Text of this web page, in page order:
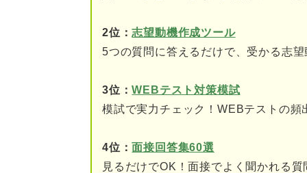
業務遂行能力が高い人を企業
①生産性の向上や業績ア
②組織の活性化が期待で
業務遂行能力の向上に必須！
2位：志望動機作成ツール
5つの質問に答えるだけで、受かる志
3位：WEBテスト対策模試
模試で実力チェック！WEBテストの
4位：面接回答集60選
見るだけでOK！面接でよく聞かれる